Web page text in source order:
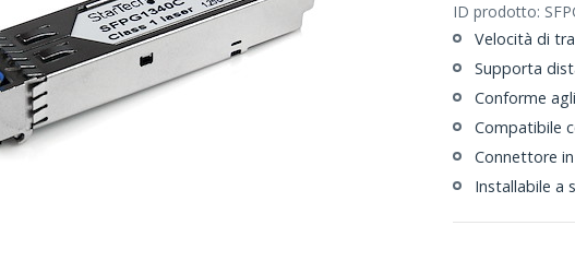
ID prodotto:
Velocità di
Supporta
Conforme
Compatibile
Connettore
Installabile a